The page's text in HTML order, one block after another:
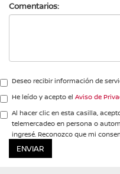
Comentarios:
Deseo recibir información de
He leído y acepto el Aviso de
Al hacer clic en esta casilla,
telemercadeo en persona o
ingresé. Reconozco que mi